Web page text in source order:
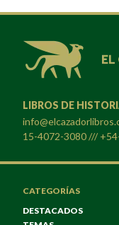
LIBROS DE
15-4072-3080 ///
CATEGORÍAS
DESTACADOS